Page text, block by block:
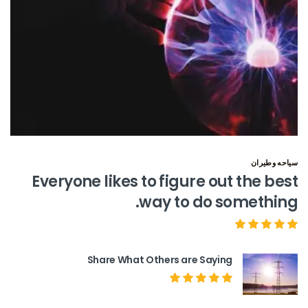
سياحه وطيران
Everyone likes to figure out the best
way to do something.
Share What Others are Saying